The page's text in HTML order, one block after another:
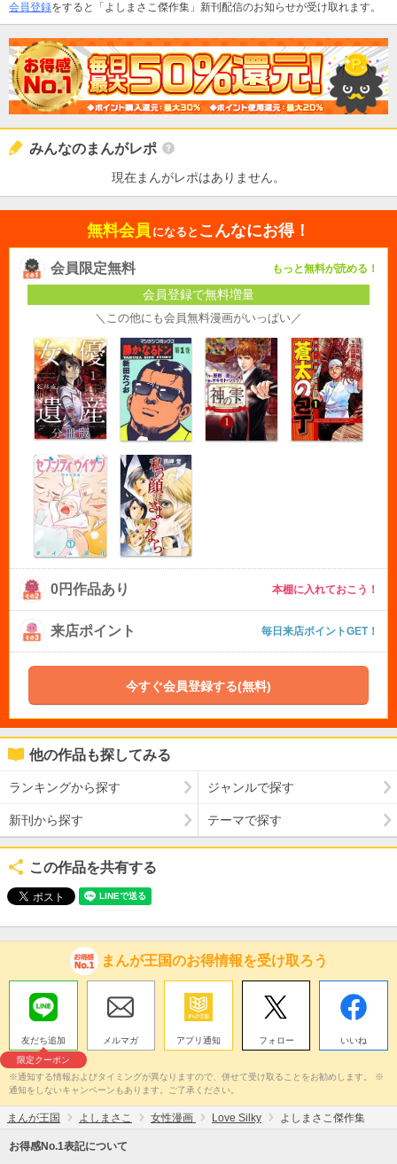
会員登録をすると「よしまさこ傑作集」新刊配信のお知らせが受け取れます。
みんなのまんがレポ
現在まんがレポはありません。
無料会員 になると こんなにお得！
会員限定無料 もっと無料が読める！
会員登録で無料増量
＼この他にも会員無料漫画がいっぱい／
0円作品あり 本棚に入れておこう！
来店ポイント 毎日来店ポイントGET！
今すぐ会員登録する(無料)
他の作品も探してみる
ランキングから探す ジャンルで探す
新刊から探す テーマで探す
この作品を共有する
まんが王国のお得情報を受け取ろう
友だち追加
限定クーポン
メルマガ アプリ通知 フォロー いいね
※通知する情報およびタイミングが異なりますので、併せて受け取ることをお勧めします。 ※
通知をしないキャンペーンもあります。ご了承ください。
まんが王国 よしまさこ 女性漫画 Love Silky よしまさこ傑作集
お得感No.1表記について